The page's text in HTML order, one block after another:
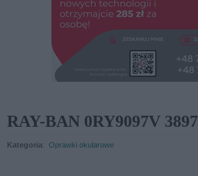
RAY-BAN 0RY9097V 3897
Kategoria: Oprawki okularowe